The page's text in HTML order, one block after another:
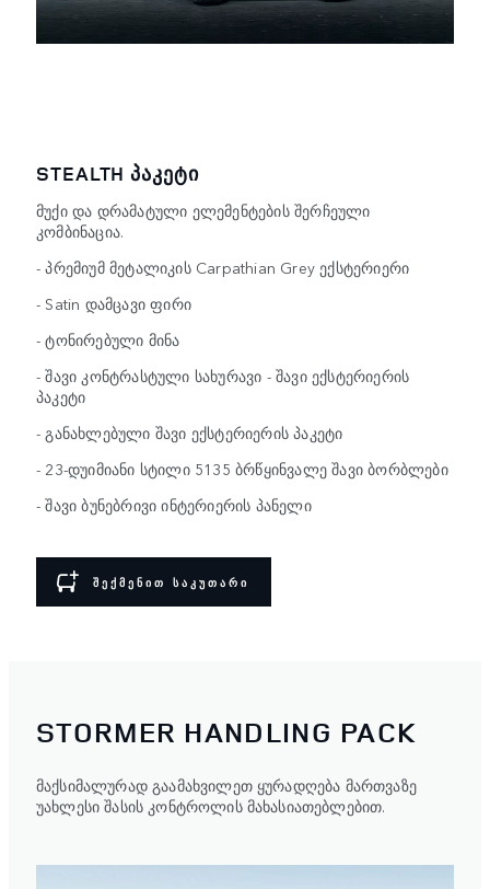
STEALTH ᲞᲐᲙᲔᲢᲘ
მუქი და დრამატული ელემენტების შერჩეული
კომბინაცია.
- პრემიუმ მეტალიკის Carpathian Grey ექსტერიერი
- Satin დამცავი ფირი
- ტონირებული მინა
- შავი კონტრასტული სახურავი - შავი ექსტერიერის
პაკეტი
- განახლებული შავი ექსტერიერის პაკეტი
- 23-დუიმიანი სტილი 5135 ბრწყინვალე შავი ბორბლები
- შავი ბუნებრივი ინტერიერის პანელი
ᲨᲔᲥᲛᲔᲜᲘᲗ ᲡᲐᲙᲣᲗᲐᲠᲘ
STORMER HANDLING PACK
მაქსიმალურად გაამახვილეთ ყურადღება მართვაზე
უახლესი შასის კონტროლის მახასიათებლებით.